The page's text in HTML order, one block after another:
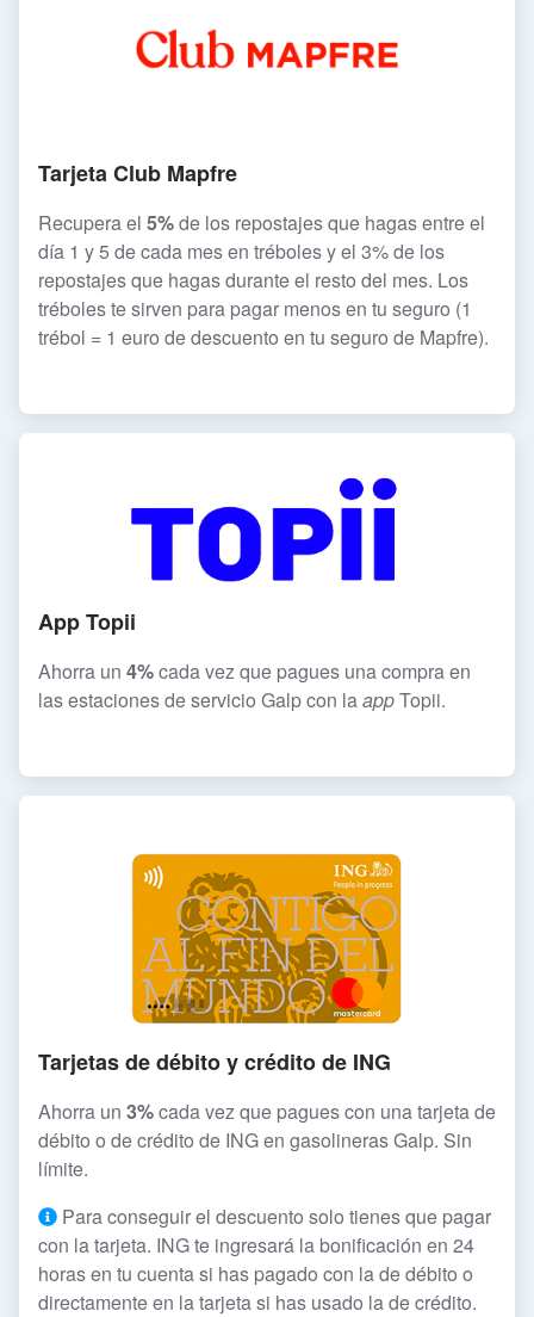
Tarjeta Club Mapfre
Recupera el 5%de los repostajes que hagas entre el
día 1 y 5 de cada mes en tréboles y el 3% de los
repostajes que hagas durante el resto del mes. Los
tréboles te sirven para pagar menos en tu seguro (1
trébol = 1 euro de descuento en tu seguro de Mapfre).
App Topii
Ahorra un 4%cada vez que pagues una compra en
las estaciones de servicio Galp con laappTopii.
Tarjetas de débito y crédito de ING
Ahorra un 3%cada vez que pagues con una tarjeta de
débito o de crédito de ING en gasolineras Galp. Sin
límite.
Para conseguir el descuento solo tienes que pagar
con la tarjeta. ING te ingresará la bonificación en 24
horas en tu cuenta si has pagado con la de débito o
directamente en la tarjeta si has usado la de crédito.